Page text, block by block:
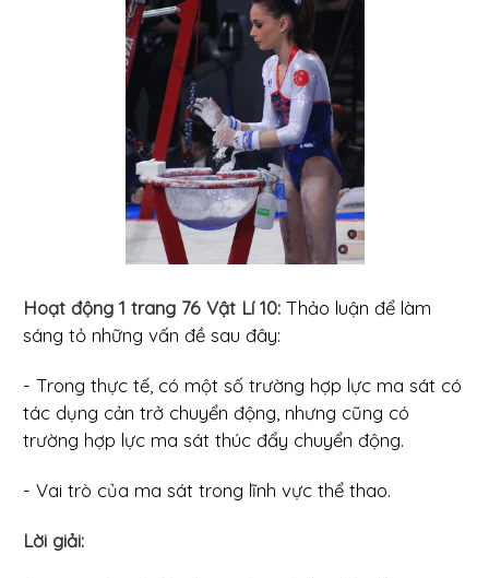
Hoạt động 1 trang 76 Vật Lí 10: Thảo luận để làm
sáng tỏ những vấn đề sau đây:
- Trong thực tế, có một số trường hợp lực ma sát có
tác dụng cản trở chuyển động, nhưng cũng có
trường hợp lực ma sát thúc đẩy chuyển động.
- Vai trò của ma sát trong lĩnh vực thể thao.
Lời giải: